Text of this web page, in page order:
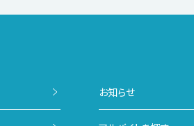
お知らせ